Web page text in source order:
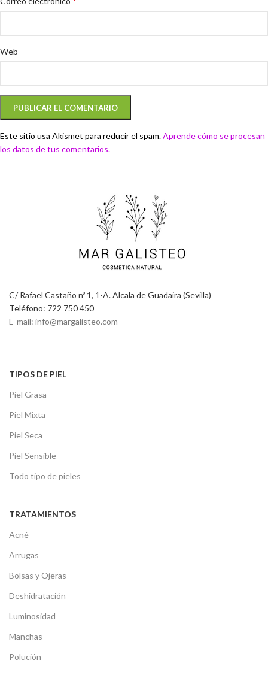
Web
Este sitio usa Akismet para reducir el spam.Aprende cómo se procesan
los datos de tus comentarios.
C/ Rafael Castaño nº 1, 1-A. Alcala de Guadaira (Sevilla)
Teléfono: 722 750 450
E-mail: info@margalisteo.com
TIPOS DE PIEL
Piel Grasa
Piel Mixta
Piel Seca
Piel Sensible
Todo tipo de pieles
TRATAMIENTOS
Acné
Arrugas
Bolsas y Ojeras
Deshidratación
Luminosidad
Manchas
Polución